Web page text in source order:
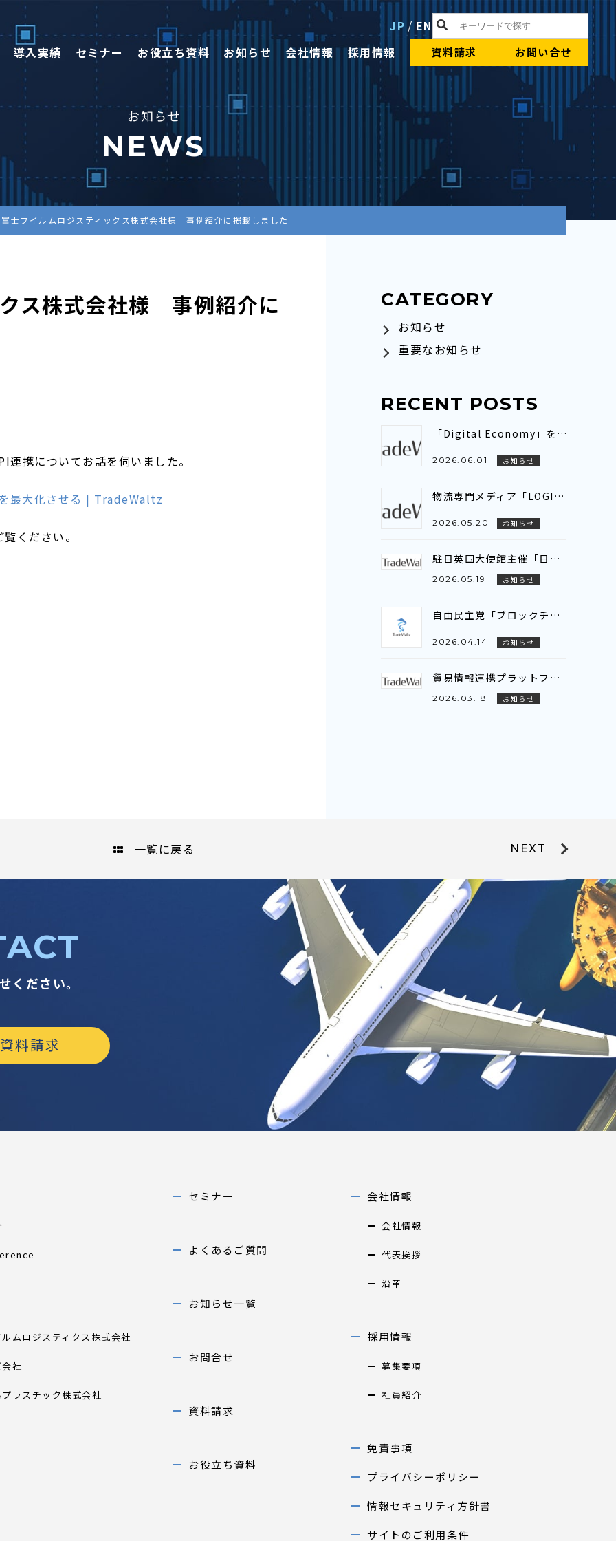
JP / EN
導入実績
セミナー お役立ち資料 お知らせ 会社情報 採用情報 資料請求 お問い合せ
お知らせ
NEWS
富士フイルムロジスティックス株式会社様 事例紹介に掲載しました
ス株式会社様 事例紹介に
携についてお話を伺いました。
最大化させる | TradeWaltz
ください。
CATEGORY
お知らせ
重要なお知らせ
RECENT POSTS
「Digital Economy」をテーマとしたEABCワーキンググループ会議に参加いたしました～アジア全域を繋ぐ「デジタル貿易連携（DTC）」の現状と展望を共有～
2026.06.01 お知らせ
物流専門メディア「LOGISTICS TODAY」にトレードワルツのインタビュー記事が掲載されました
2026.05.20 お知らせ
駐日英国大使館主催「日英貿易デジタル化プロジェクト」ビジネスブリーフィング参加のお知らせ
2026.05.19 お知らせ
自由民主党「ブロックチェーン推進議員連盟」に登壇いたしました
2026.04.14 お知らせ
貿易情報連携プラットフォーム「TradeWaltz®」、AI-OCRの対応範囲を拡大～新たに注文書（P/O）に対応し、輸出入双方でのデータ活用が可能に～
2026.03.18 お知らせ
一覧に戻る NEXT
ください。
料請求
ムロジスティクス株式会社
社
ラスチック株式会社
セミナー
よくあるご質問
お知らせ一覧
お問合せ
資料請求
お役立ち資料
会社情報
会社情報
代表挨拶
沿革
採用情報
募集要項
社員紹介
免責事項
プライバシーポリシー
情報セキュリティ方針書
サイトのご利用条件